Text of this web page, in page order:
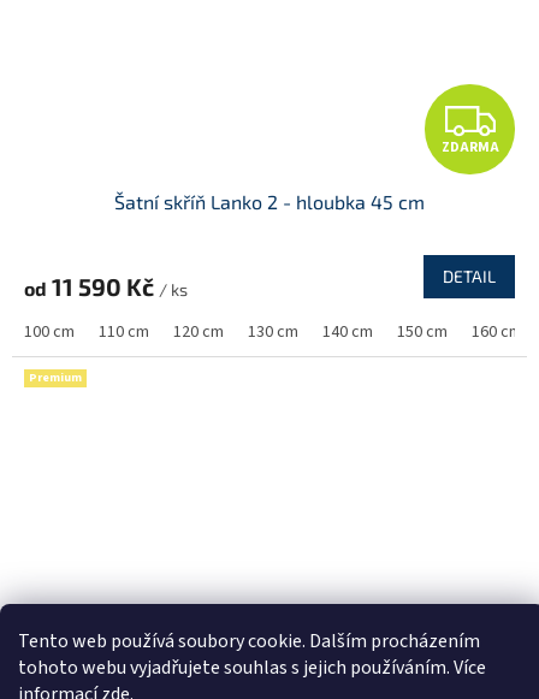
Tento web používá soubory cookie. Dalším procházením
tohoto webu vyjadřujete souhlas s jejich používáním. Více
Z
D
R
M
A
ZDARMA
Šatní skříň Lanko 2 - hloubka 45 cm
od 11 590 Kč / ks
DETAIL
100 cm 110 cm 120 cm 130 cm 140 cm 150 cm 160 cm
Premium